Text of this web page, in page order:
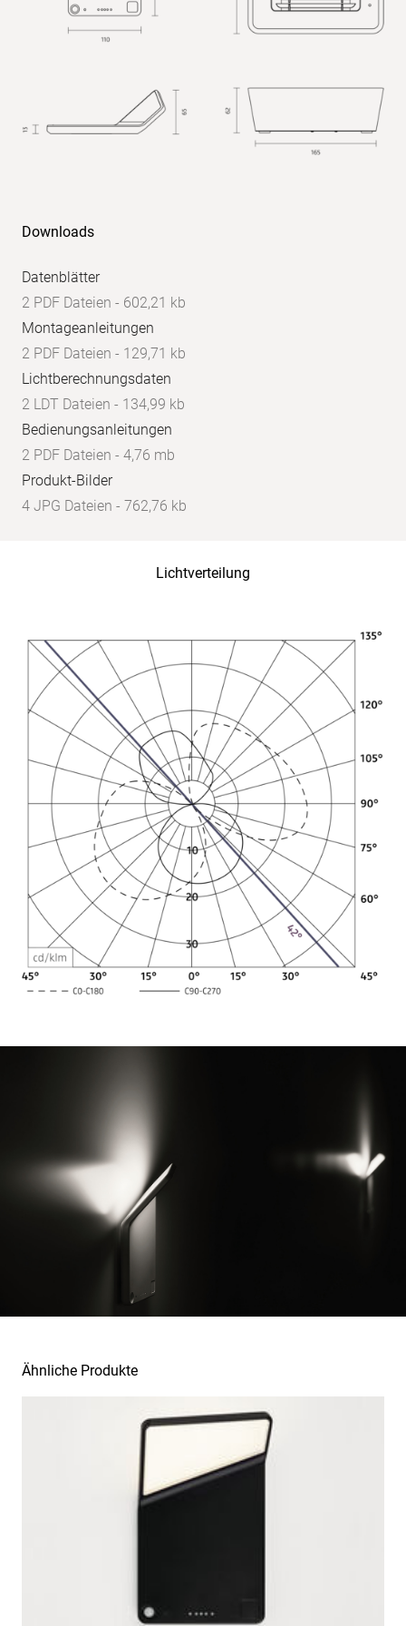
Downloads
Datenblätter
2 PDF Dateien - 602,21 kb
Montageanleitungen
2 PDF Dateien - 129,71 kb
Lichtberechnungsdaten
2 LDT Dateien - 134,99 kb
Bedienungsanleitungen
2 PDF Dateien - 4,76 mb
Produkt-Bilder
4 JPG Dateien - 762,76 kb
Lichtverteilung
Lichtverteilungsbeispiele
Ähnliche Produkte